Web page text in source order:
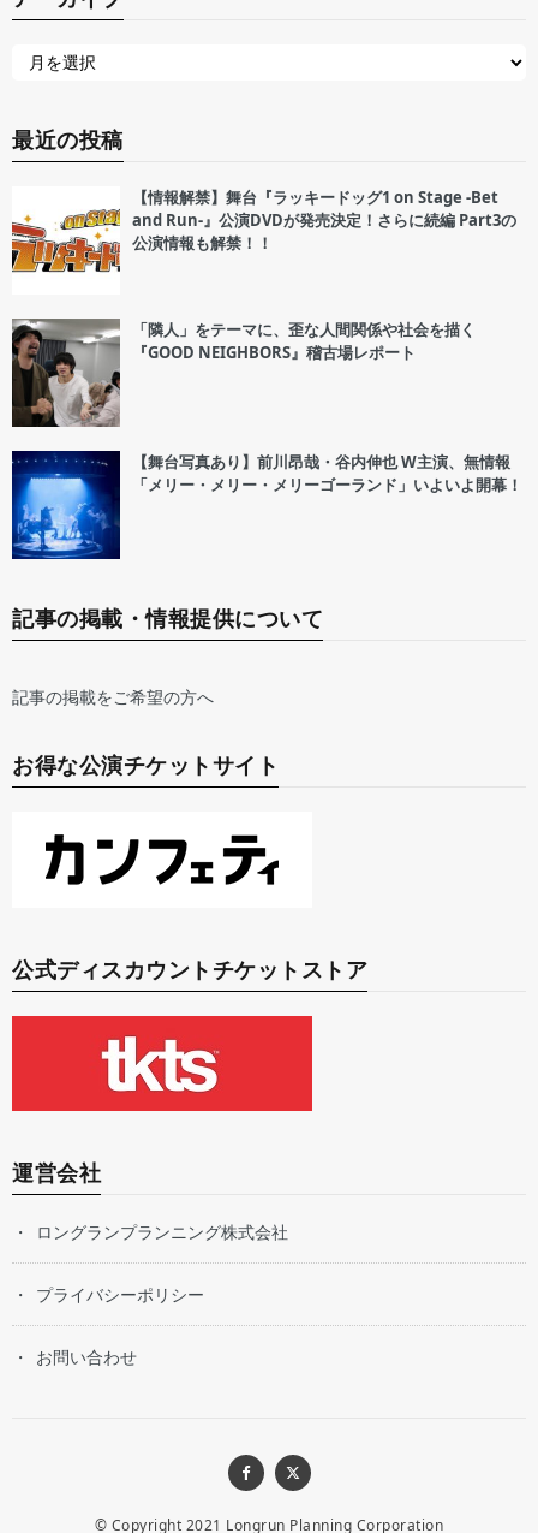
最近の投稿
【情報解禁】舞台『ラッキードッグ1 on Stage -Bet
and Run-』公演DVDが発売決定！さらに続編 Part3の
公演情報も解禁！！
「隣人」をテーマに、歪な人間関係や社会を描く
『GOOD NEIGHBORS』稽古場レポート
【舞台写真あり】前川昂哉・谷内伸也 W主演、無情報
「メリー・メリー・メリーゴーランド」いよいよ開幕！
記事の掲載・情報提供について
記事の掲載をご希望の方へ
お得な公演チケットサイト
公式ディスカウントチケットストア
運営会社
ロングランプランニング株式会社
プライバシーポリシー
お問い合わせ
© Copyright 2021 Longrun Planning Corporation